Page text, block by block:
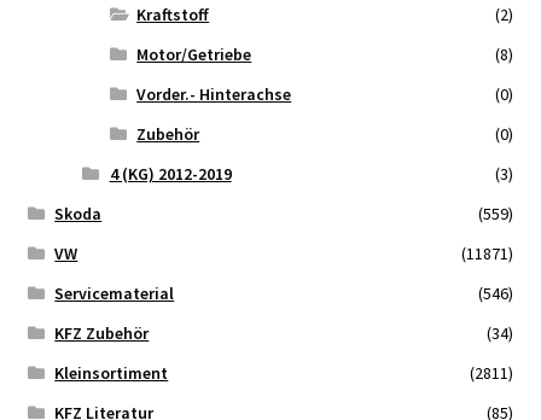
Kraftstoff
(2)
Motor/Getriebe
(8)
Vorder.- Hinterachse
(0)
Zubehör
(0)
4 (KG) 2012-2019
(3)
Skoda
(559)
VW
(11871)
Servicematerial
(546)
KFZ Zubehör
(34)
Kleinsortiment
(2811)
KFZ Literatur
(85)